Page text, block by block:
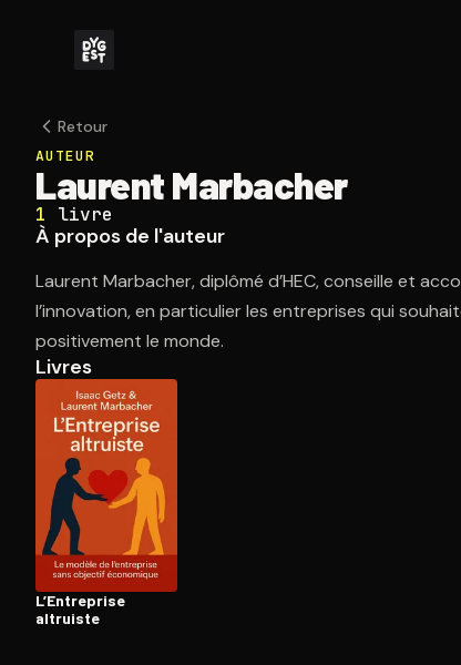
Ouvre l'app Appareil photo, pointe sur le code.
Retour
AUTEUR
Laurent Marbacher
1 livre
À propos de l'auteur
Laurent Marbacher, diplômé d’HEC, conseille et
l’innovation, en particulier les entreprises qui
positivement le monde.
Livres
L’Entreprise
altruiste